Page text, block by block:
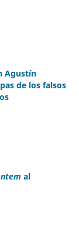
Agustín
de los falsos
al